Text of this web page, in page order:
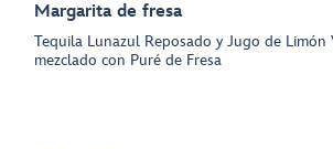
Margarita de fresa
Tequila Lunazul Reposado y Jugo de Limón
mezclado con Puré de Fresa